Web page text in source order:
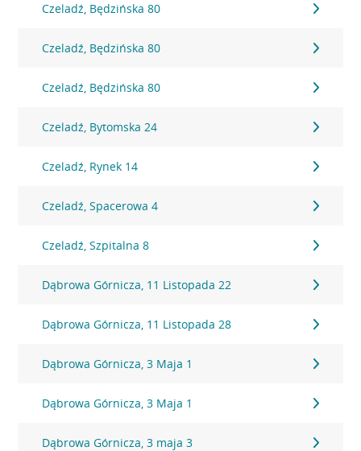
Czeladź, Będzińska 80
Czeladź, Będzińska 80
Czeladź, Będzińska 80
Czeladź, Bytomska 24
Czeladź, Rynek 14
Czeladź, Spacerowa 4
Czeladź, Szpitalna 8
Dąbrowa Górnicza, 11 Listopada 22
Dąbrowa Górnicza, 11 Listopada 28
Dąbrowa Górnicza, 3 Maja 1
Dąbrowa Górnicza, 3 Maja 1
Dąbrowa Górnicza, 3 maja 3